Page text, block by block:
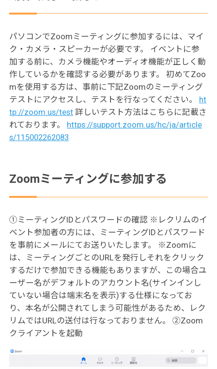
パソコンでZoomミーティングに参加するには、マイ
ク・カメラ・スピーカーが必要です。 イベントに参
加する前に、カメラ機能やオーディオ機能が正しく動
作しているかを確認する必要があります。 初めてZoo
mを使用する方は、事前に下記Zoomのミーティング
テストにアクセスし、テストを行なってください。 ht
tp://zoom.us/test 詳しいテスト方法はこちらに記載さ
れております。 https://support.zoom.us/hc/ja/article
s/115002262083
Zoomミーティングに参加する
①ミーティングIDとパスワードの確認 ※レクリムのイ
ベント参加者の方には、ミーティングIDとパスワード
を事前にメールにてお送りいたします。 ※Zoomに
は、ミーティングごとのURLを発行しそれをクリック
するだけで参加できる機能もありますが、この場合ユ
ーザー名がデフォルトのアカウント名(サインインし
ていない場合は端末名を表示)する仕様になってお
り、本名が公開されてしまう可能性があるため、レク
リムではURLの送付は行なっておりません。 ②Zoom
クライアントを起動